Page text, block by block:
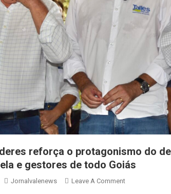
reforça o protagonismo do
e gestores de todo Goiás
Jornalvalenews Leave A CommentOn